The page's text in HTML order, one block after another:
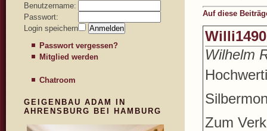
Auf diese
Willi1490
Wilhelm
Zum
Benutzername:
Passwort:
Login speichern
Passwort vergessen?
Mitglied werden
Chatroom
GEIGENBAU ADAM IN
AHRENSBURG BEI HAMBURG